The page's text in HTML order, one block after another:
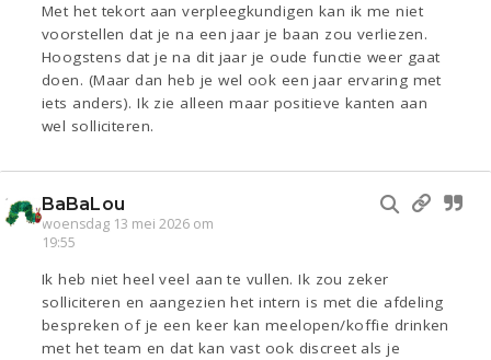
Met het tekort aan verpleegkundigen kan ik me niet
voorstellen dat je na een jaar je baan zou verliezen.
Hoogstens dat je na dit jaar je oude functie weer gaat
doen. (Maar dan heb je wel ook een jaar ervaring met
iets anders). Ik zie alleen maar positieve kanten aan
wel solliciteren.
BaBaLou
woensdag 13 mei 2026 om
19:55
Ik heb niet heel veel aan te vullen. Ik zou zeker
solliciteren en aangezien het intern is met die afdeling
bespreken of je een keer kan meelopen/koffie drinken
met het team en dat kan vast ook discreet als je